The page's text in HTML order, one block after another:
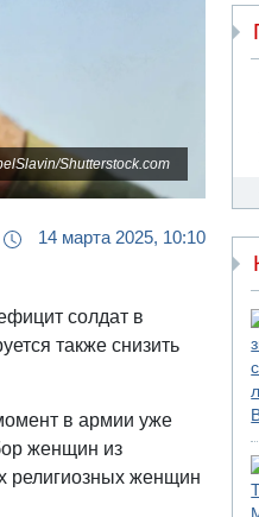
Shutterstock.com
14 марта 2025, 10:10
солдат в
также снизить
в армии уже
женщин из
религиозных женщин